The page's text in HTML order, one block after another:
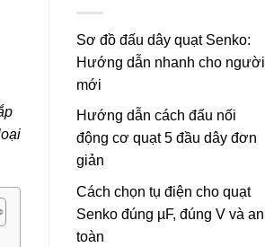
Sơ đồ đấu dây quạt Senko:
Hướng dẫn nhanh cho người
mới
Hướng dẫn cách đấu nối
động cơ quạt 5 đầu dây đơn
giản
Cách chọn tụ điện cho quạt
Senko đúng µF, đúng V và an
toàn